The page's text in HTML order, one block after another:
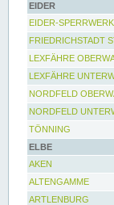
EIDER
EIDER-
FRIEDRICHSTADT
LEXFÄHRE
LEXFÄHRE
NORDFELD
NORDFELD
TÖNNING
ELBE
AKEN
ALTENGAMME
ARTLENBURG